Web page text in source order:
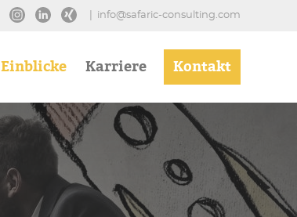
info@safaric-consulting.com
Einblicke Karriere Kontakt